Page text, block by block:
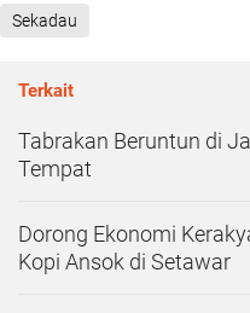
Sekadau
Terkait
Tabrakan Beruntun di
Tempat
Dorong Ekonomi
Kopi Ansok di Setawar